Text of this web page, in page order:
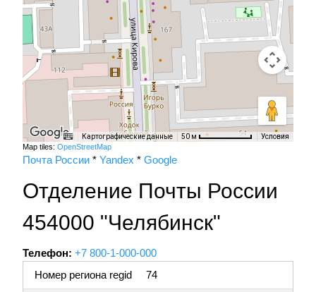
Картографические данные 50 м Условия
Map tiles: OpenStreetMap
Почта России * Yandex * Google
Отделение Почты России
454000 "Челябинск"
Телефон: +7 800-1-000-000
Номер региона regid
74